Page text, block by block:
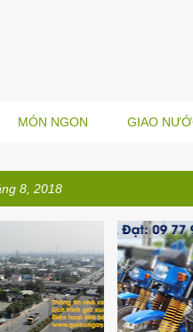
MÓN NGON GIAO
8, 2018
+1 CHỞ ĐỒ